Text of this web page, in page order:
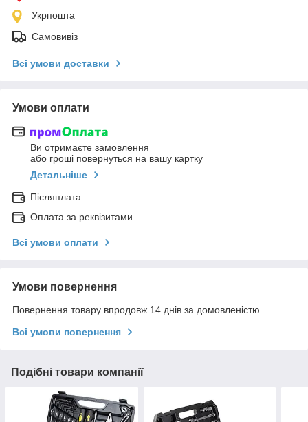
Укрпошта
Самовивіз
Всі умови доставки
Умови оплати
Ви отримаєте замовлення
або гроші повернуться на вашу картку
Детальніше
Післяплата
Оплата за реквізитами
Всі умови оплати
Умови повернення
Повернення товару впродовж 14 днів за домовленістю
Всі умови повернення
Подібні товари компанії